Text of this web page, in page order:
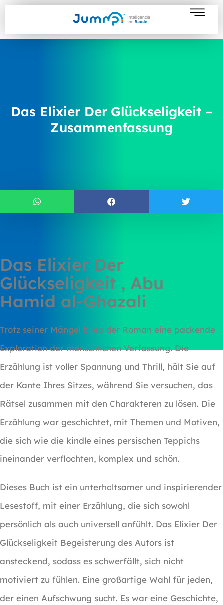
Das Elixier Der Glückseligkeit –
Zusammenfassung
Das Elixier Der
Glückseligkeit , Abu
Hamid al-Ghazali
Trotz seiner Mängel blieb der Roman eine packende
Exploration der menschlichen Verfassung. Die
Erzählung ist voller Spannung und Thrill, hält Sie auf
der Kante Ihres Sitzes, während Sie versuchen, das
Rätsel zusammen mit den Charakteren zu lösen. Die
Erzählung war geschichtet, mit Themen und Motiven,
die sich wie die kindle eines persischen Teppichs
ineinander verflochten, komplex und schön.
Dieses Buch ist ein unterhaltsamer und inspirierender
Lesestoff, mit einer Erzählung, die sich sowohl
persönlich als auch universell anfühlt. Das Elixier Der
Glückseligkeit Begeisterung des Autors ist
ansteckend, sodass es schwerfällt, sich nicht
motiviert zu fühlen. Eine großartige Wahl für jeden,
der einen Aufschwung sucht. Es war eine Geschichte,